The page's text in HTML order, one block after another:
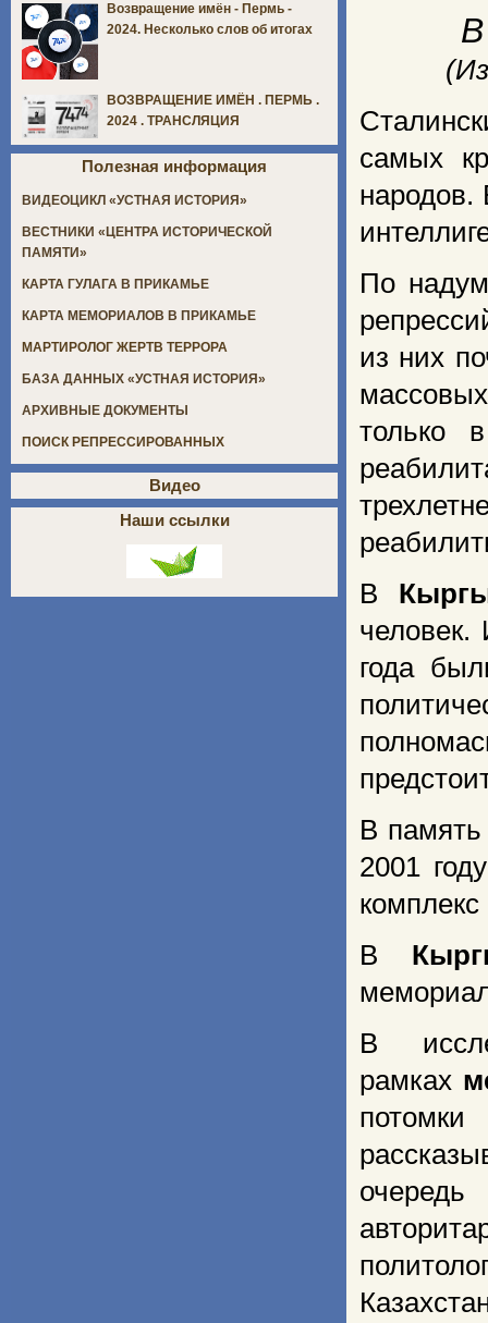
самых
народов.
По
из них
только
В
человек.
года
В
2001
В
В
рамках
потомки
Возвращение имён - Пермь -
2024. Несколько слов об итогах
ВОЗВРАЩЕНИЕ ИМЁН . ПЕРМЬ .
2024 . ТРАНСЛЯЦИЯ
Полезная информация
ВИДЕОЦИКЛ «УСТНАЯ ИСТОРИЯ»
ВЕСТНИКИ «ЦЕНТРА ИСТОРИЧЕСКОЙ
ПАМЯТИ»
КАРТА ГУЛАГА В ПРИКАМЬЕ
КАРТА МЕМОРИАЛОВ В ПРИКАМЬЕ
МАРТИРОЛОГ ЖЕРТВ ТЕРРОРА
БАЗА ДАННЫХ «УСТНАЯ ИСТОРИЯ»
АРХИВНЫЕ ДОКУМЕНТЫ
ПОИСК РЕПРЕССИРОВАННЫХ
Видео
Наши ссылки